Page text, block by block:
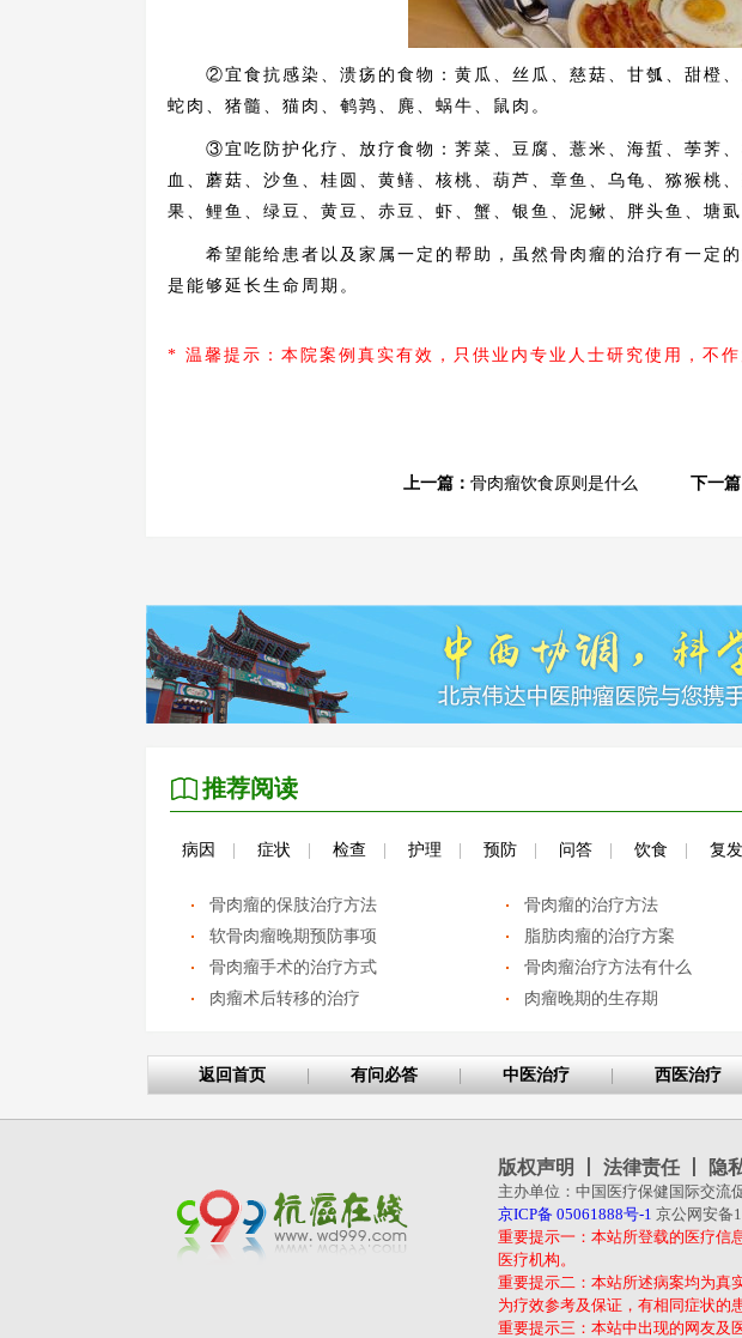
②宜食抗感染、溃疡的食物：黄瓜、丝瓜、慈菇、甘瓠、甜橙、
蛇肉、猪髓、猫肉、鹌鹑、麂、蜗牛、鼠肉。
③宜吃防护化疗、放疗食物：荠菜、豆腐、薏米、海蜇、荸荠、
血、蘑菇、沙鱼、桂圆、黄鳝、核桃、葫芦、章鱼、乌龟、猕猴桃
果、鲤鱼、绿豆、黄豆、赤豆、虾、蟹、银鱼、泥鳅、胖头鱼、塘
希望能给患者以及家属一定的帮助，虽然骨肉瘤的治疗有一定的
是能够延长生命周期。
* 温馨提示：本院案例真实有效，只供业内专业人士研究使用，不
上一篇： 骨肉瘤饮食原则是什么 下一篇
推荐阅读
病因 症状 检查 护理 预防 问答 饮食 复发
骨肉瘤的保肢治疗方法 骨肉瘤的治疗方法
软骨肉瘤晚期预防事项
脂肪肉瘤的治疗方案
骨肉瘤手术的治疗方式
骨肉瘤治疗方法有什么
肉瘤术后转移的治疗
肉瘤晚期的生存期
返回首页 有问必答 中医治疗 西医治疗
版权声明 法律责任 隐
主办单位：中国医疗保健国际交流
京ICP备 05061888号-1 京公网安备
重要提示一：本站所登载的医疗信
医疗机构。
重要提示二：本站所述病案均为真
为疗效参考及保证，有相同症状的
重要提示三：本站中出现的网友及